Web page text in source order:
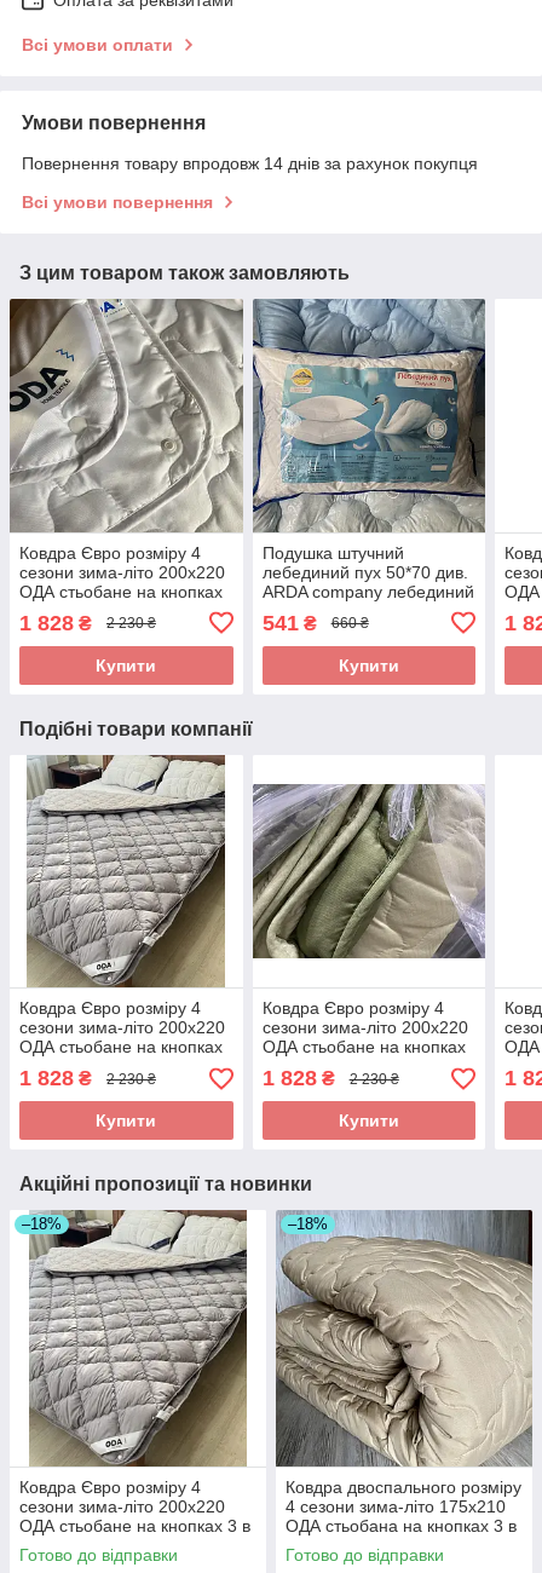
Всі умови оплати
Умови повернення
Повернення товару впродовж 14 днів за рахунок покупця
Всі умови повернення
З цим товаром також замовляють
Ковдра Євро розміру 4
сезони зима-літо 200х220
ОДА стьобане на кнопках
1 828 ₴ 2 230 ₴
Купити
Подушка штучний
лебединий пух 50*70 див.
ARDA company лебединий
пух. Чохол 100% бавовна
541₴ 660 ₴
Купити
ОДА
1
Подібні товари компанії
Ковдра Євро розміру 4
сезони зима-літо 200х220
ОДА стьобане на кнопках
3 в 1,
1 828 ₴ 2 230 ₴
Купити
Ковдра Євро розміру 4
сезони зима-літо 200х220
ОДА стьобане на кнопках
3 в 1,
1 828₴ 2 230 ₴
Купити
ОДА
3 в
1
Акційні пропозиції та новинки
–18%
Ковдра Євро розміру 4
сезони зима-літо 200х220
ОДА стьобане на кнопках 3 в
1,
Готово до відправки
–18%
Ковдра двоспального розміру
4 сезони зима-літо 175х210
ОДА стьобана на кнопках 3 в
1, Колір - Бежевий
Готово до відправки